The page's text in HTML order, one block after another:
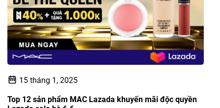
15 tháng 1, 2025
Top 12 sản phẩm MAC Lazada khuyến mãi độc quyền